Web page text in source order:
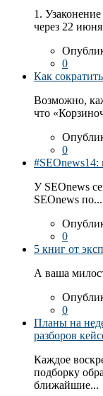
1.
через 22
0
Как
Возможно,
что
0
У SEOnews
SEOnews по...
0
5 книг от
А ваша
0
Планы на
разборов
Каждое
подборку
ближайшие...